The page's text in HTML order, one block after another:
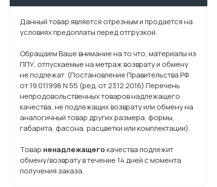
Данный товар является отрезным и продается на
условиях предоплаты перед отгрузкой.
Обращаем Ваше внимание на то что, материалы из
ППУ, отпускаемые на метраж возврату и обмену
не подлежат. (Постановление Правительства РФ
от 19.01.1998 N 55 (ред. от 23.12.2016) Перечень
непродовольственных товаров надлежащего
качества, не подлежащих возврату или обмену на
аналогичный товар других размера, формы,
габарита, фасона, расцветки или комплектации).
Товар ненадлежащегокачества подлежит
обмену/возврату в течение 14 дней с момента
получения заказа.